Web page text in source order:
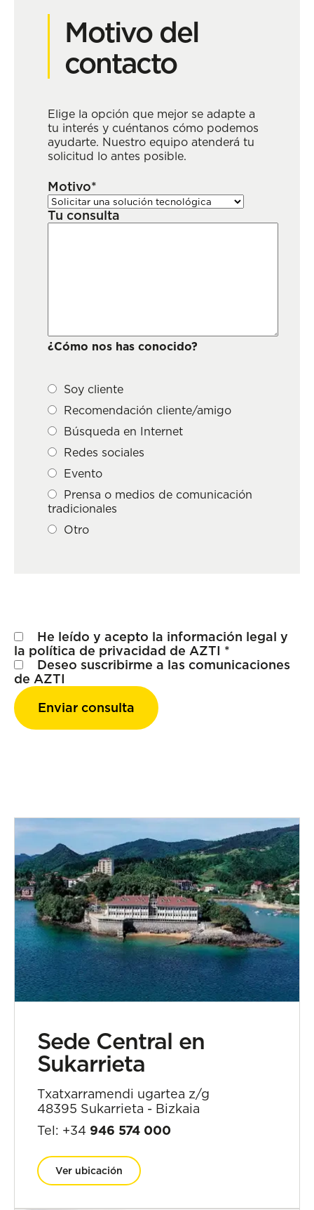
Motivo del
contacto
Elige la opción que mejor se adapte a
tu interés y cuéntanos cómo podemos
ayudarte. Nuestro equipo atenderá tu
solicitud lo antes posible.
Motivo*
Tu consulta
¿Cómo nos has conocido?
Soy cliente
Recomendación cliente/amigo
Búsqueda en Internet
Redes sociales
Evento
Prensa o medios de comunicación
tradicionales
Otro
He leído y acepto la información legal y
la política de privacidad de AZTI *
Deseo suscribirme a las comunicaciones
de AZTI
Sede Central en
Sukarrieta
Txatxarramendi ugartea z/g
48395 Sukarrieta - Bizkaia
Tel: +34 946 574 000
Ver ubicación